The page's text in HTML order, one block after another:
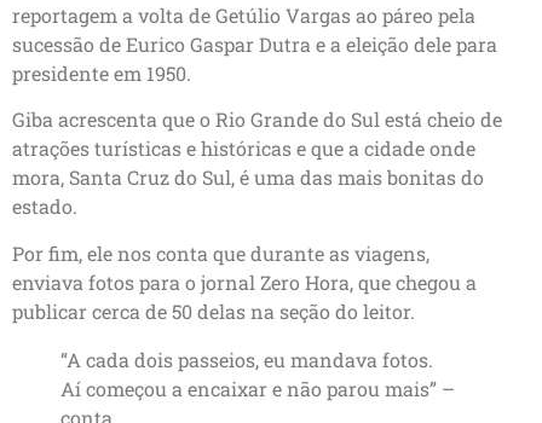
reportagem a volta de Getúlio Vargas ao páreo pela
sucessão de Eurico Gaspar Dutra e a eleição dele para
presidente em 1950.
Giba acrescenta que o Rio Grande do Sul está cheio de
atrações turísticas e históricas e que a cidade onde
mora, Santa Cruz do Sul, é uma das mais bonitas do
estado.
Por fim, ele nos conta que durante as viagens,
enviava fotos para o jornal Zero Hora, que chegou a
publicar cerca de 50 delas na seção do leitor.
“A cada dois passeios, eu mandava fotos.
Aí começou a encaixar e não parou mais” –
conta.